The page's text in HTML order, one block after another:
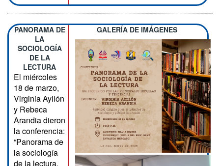
PANORAMA DE
LA
SOCIOLOGÍA
DE LA
LECTURA
El miércoles
18 de marzo,
Virginia Ayllón
y Rebeca
Arandia dieron
la conferencia:
“Panorama de
la sociología
de la lectura.
GALERÍA DE IMÁGENES